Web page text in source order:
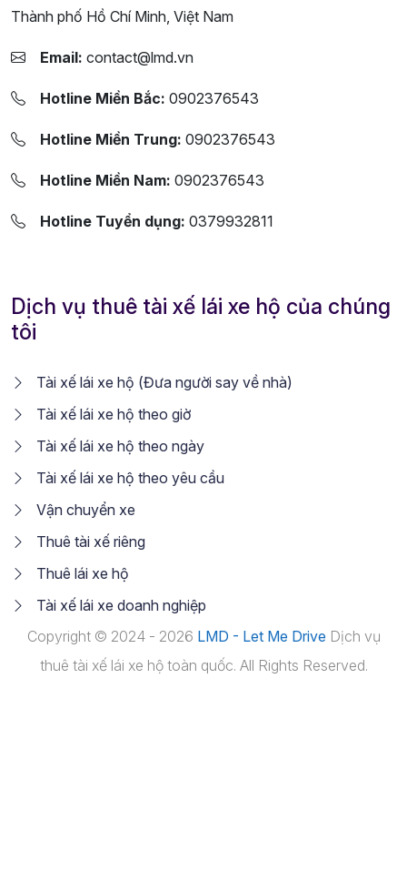
Thành phố Hồ Chí Minh, Việt Nam
Email: contact@lmd.vn
Hotline Miền Bắc: 0902376543
Hotline Miền Trung: 0902376543
Hotline Miền Nam: 0902376543
Hotline Tuyển dụng: 0379932811
Dịch vụ thuê tài xế lái xe hộ của chúng
tôi
Tài xế lái xe hộ (Đưa người say về nhà)
Tài xế lái xe hộ theo giờ
Tài xế lái xe hộ theo ngày
Tài xế lái xe hộ theo yêu cầu
Vận chuyển xe
Thuê tài xế riêng
Thuê lái xe hộ
Tài xế lái xe doanh nghiệp
Copyright © 2024 - 2026 LMD - Let Me Drive Dịch vụ
thuê tài xế lái xe hộ toàn quốc. All Rights Reserved.